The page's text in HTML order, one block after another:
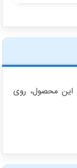
این محصول، روی